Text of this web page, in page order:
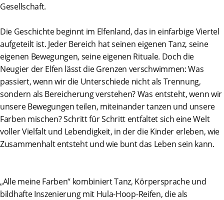
Gesellschaft.
Die Geschichte beginnt im Elfenland, das in einfarbige Viertel
aufgeteilt ist. Jeder Bereich hat seinen eigenen Tanz, seine
eigenen Bewegungen, seine eigenen Rituale. Doch die
Neugier der Elfen lässt die Grenzen verschwimmen: Was
passiert, wenn wir die Unterschiede nicht als Trennung,
sondern als Bereicherung verstehen? Was entsteht, wenn wir
unsere Bewegungen teilen, miteinander tanzen und unsere
Farben mischen? Schritt für Schritt entfaltet sich eine Welt
voller Vielfalt und Lebendigkeit, in der die Kinder erleben, wie
Zusammenhalt entsteht und wie bunt das Leben sein kann.
„Alle meine Farben“ kombiniert Tanz, Körpersprache und
bildhafte Inszenierung mit Hula-Hoop-Reifen, die als